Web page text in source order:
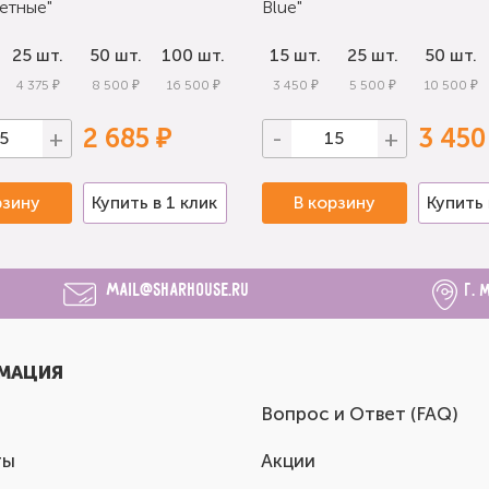
25 шт.
4 375 ₽
50 шт.
8 500 ₽
100 шт.
16 500 ₽
+ 2 685 ₽
Купить в 1 клик
Blue"
15 шт.
3 450 ₽
25 шт.
5 500 ₽
50 шт.
10 500 ₽
- + 3
В корзину Купить
mail@sharhouse.ru г.
Вопрос и Ответ (FAQ)
Акции